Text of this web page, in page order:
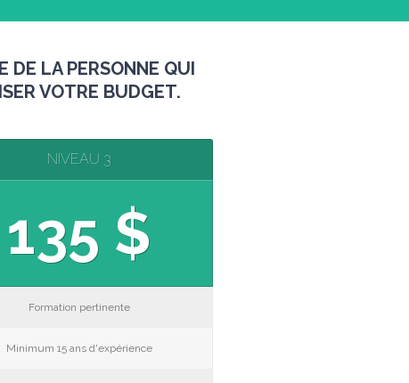
DE LA PERSONNE QUI
VOTRE BUDGET.
NIVEAU 3
135 $
Formation pertinente
Minimum 15 ans d'expérience